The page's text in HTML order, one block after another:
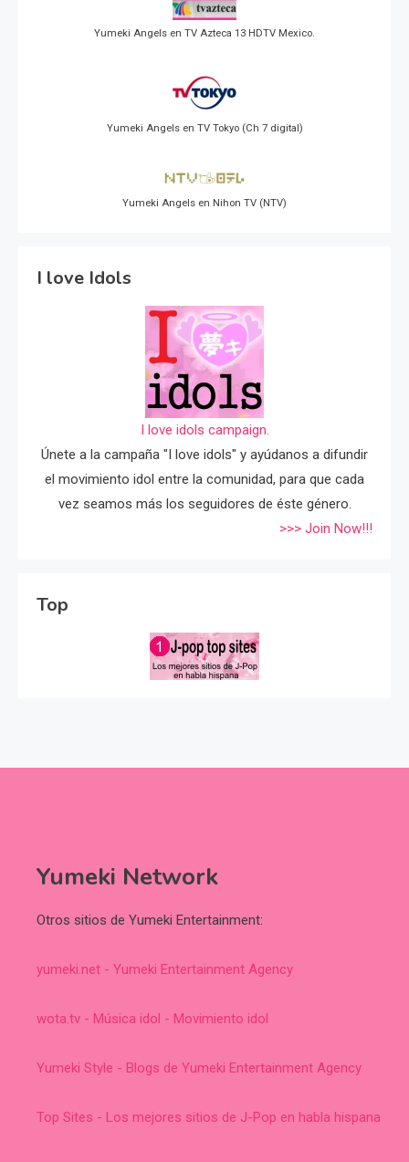
Yumeki Angels en TV Azteca 13 HDTV Mexico.
Yumeki Angels en TV Tokyo (Ch 7 digital)
Yumeki Angels en Nihon TV (NTV)
I love Idols
I love idols campaign.
Únete a la campaña "I love idols" y ayúdanos a difundir
el movimiento idol entre la comunidad, para que cada
vez seamos más los seguidores de éste género.
>>> Join Now!!!
Top
Yumeki Network
Otros sitios de Yumeki Entertainment:
yumeki.net - Yumeki Entertainment Agency
wota.tv - Música idol - Movimiento idol
Yumeki Style - Blogs de Yumeki Entertainment Agency
Top Sites - Los mejores sitios de J-Pop en habla hispana